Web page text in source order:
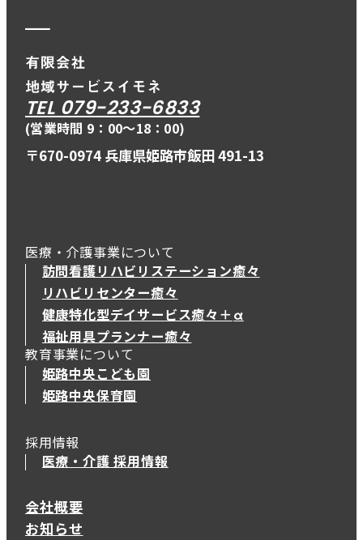
TEL 079-233-6833
(営業時間 9：00〜18：00)
〒670-0974 兵庫県姫路市飯田 491-13
医療・介護事業について
訪問看護リハビリステーション癒々
リハビリセンター癒々
健康特化型デイサービス癒々＋ α
健康特化型デイサービス癒々＋
福祉用具プランナー癒々
教育事業について
姫路中央こども園
姫路中央保育園
採用情報
医療・介護 採用情報
会社概要
お知らせ